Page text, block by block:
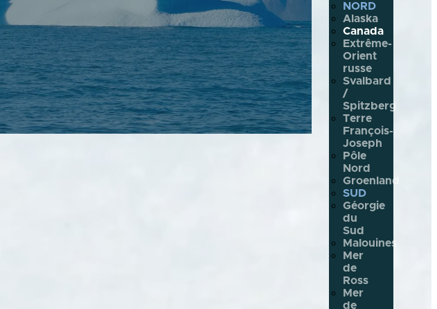
NORD
Alaska
Canada
Extrême-
Orient
russe
Svalbard
/
Spitzberg
Terre
François-
Joseph
Pôle
Nord
Groenland
SUD
Géorgie
du
Sud
Malouines
Mer
de
Ross
Mer
de